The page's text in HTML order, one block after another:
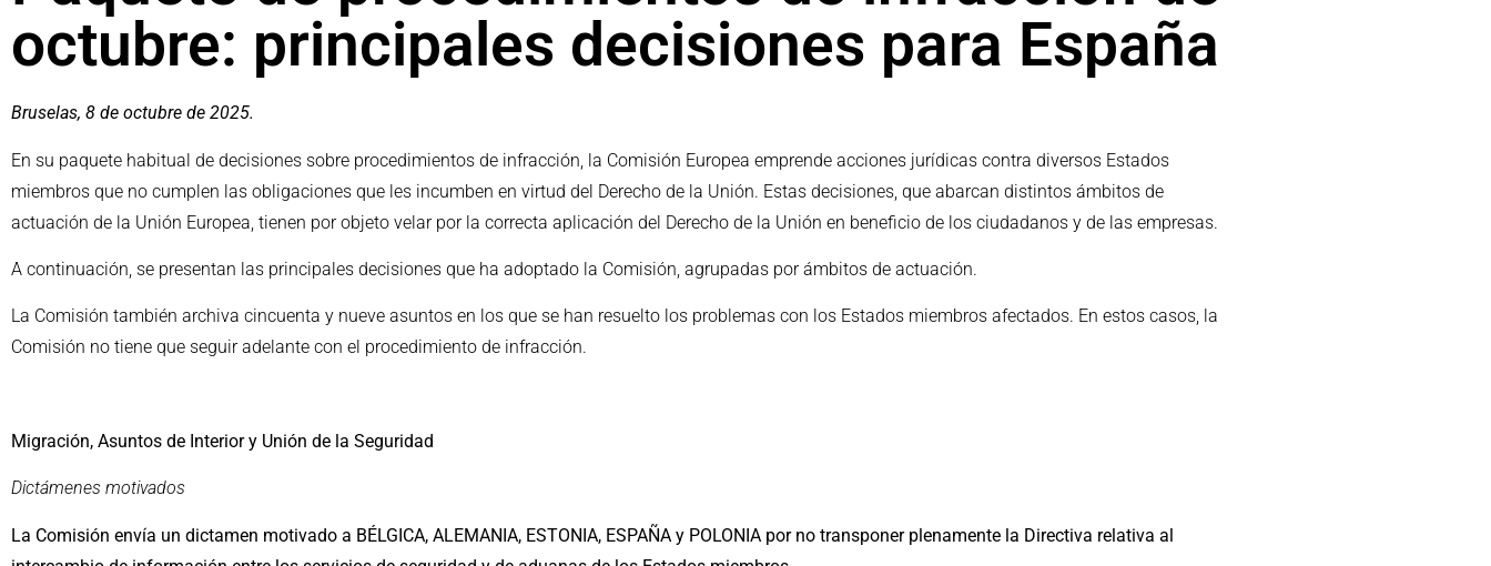
octubre: principales decisiones para España
Bruselas, 8 de octubre de 2025.
En su paquete habitual de decisiones sobre procedimientos de infracción, la Comisión Europea emprende acciones jurídicas contra diversos Estados
miembros que no cumplen las obligaciones que les incumben en virtud del Derecho de la Unión. Estas decisiones, que abarcan distintos ámbitos de
actuación de la Unión Europea, tienen por objeto velar por la correcta aplicación del Derecho de la Unión en beneficio de los ciudadanos y de las empresas.
A continuación, se presentan las principales decisiones que ha adoptado la Comisión, agrupadas por ámbitos de actuación.
La Comisión también archiva cincuenta y nueve asuntos en los que se han resuelto los problemas con los Estados miembros afectados. En estos casos, la
Comisión no tiene que seguir adelante con el procedimiento de infracción.
Migración, Asuntos de Interior y Unión de la Seguridad
Dictámenes motivados
La Comisión envía un dictamen motivado a BÉLGICA, ALEMANIA, ESTONIA, ESPAÑA y POLONIA por no transponer plenamente la Directiva relativa al